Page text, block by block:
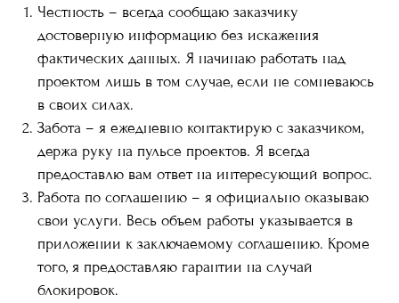
Честность – всегда сообщаю заказчику
достоверную информацию без искажения
фактических данных. Я начинаю работать над
проектом лишь в том случае, если не сомневаюсь
в своих силах.
Забота – я ежедневно контактирую с заказчиком,
держа руку на пульсе проектов. Я всегда
предоставлю вам ответ на интересующий вопрос.
Работа по соглашению – я официально оказываю
свои услуги. Весь объем работы указывается в
приложении к заключаемому соглашению. Кроме
того, я предоставляю гарантии на случай
блокировок.